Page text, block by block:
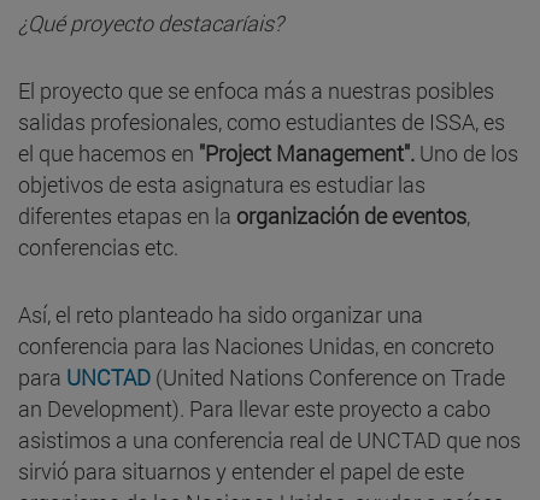
¿Qué proyecto destacaríais?
El proyecto que se enfoca más a nuestras posibles
salidas profesionales, como estudiantes de ISSA, es
el que hacemos en "Project Management". Uno de los
objetivos de esta asignatura es estudiar las
diferentes etapas en la organización de eventos,
conferencias etc.
Así, el reto planteado ha sido organizar una
conferencia para las Naciones Unidas, en concreto
para UNCTAD (United Nations Conference on Trade
an Development). Para llevar este proyecto a cabo
asistimos a una conferencia real de UNCTAD que nos
sirvió para situarnos y entender el papel de este